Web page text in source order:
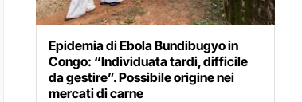
Epidemia di Ebola Bundibugyo in
Congo: “Individuata tardi, difficile
da gestire”. Possibile origine nei
mercati di carne